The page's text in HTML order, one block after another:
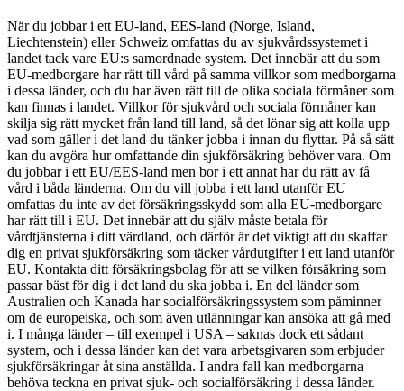
När du jobbar i ett EU-land, EES-land (Norge, Island,
Liechtenstein) eller Schweiz omfattas du av sjukvårdssystemet i
landet tack vare EU:s samordnade system. Det innebär att du som
EU-medborgare har rätt till vård på samma villkor som medborgarna
i dessa länder, och du har även rätt till de olika sociala förmåner som
kan finnas i landet. Villkor för sjukvård och sociala förmåner kan
skilja sig rätt mycket från land till land, så det lönar sig att kolla upp
vad som gäller i det land du tänker jobba i innan du flyttar. På så sätt
kan du avgöra hur omfattande din sjukförsäkring behöver vara. Om
du jobbar i ett EU/EES-land men bor i ett annat har du rätt av få
vård i båda länderna. Om du vill jobba i ett land utanför EU
omfattas du inte av det försäkringsskydd som alla EU-medborgare
har rätt till i EU. Det innebär att du själv måste betala för
vårdtjänsterna i ditt värdland, och därför är det viktigt att du skaffar
dig en privat sjukförsäkring som täcker vårdutgifter i ett land utanför
EU. Kontakta ditt försäkringsbolag för att se vilken försäkring som
passar bäst för dig i det land du ska jobba i. En del länder som
Australien och Kanada har socialförsäkringssystem som påminner
om de europeiska, och som även utlänningar kan ansöka att gå med
i. I många länder – till exempel i USA – saknas dock ett sådant
system, och i dessa länder kan det vara arbetsgivaren som erbjuder
sjukförsäkringar åt sina anställda. I andra fall kan medborgarna
behöva teckna en privat sjuk- och socialförsäkring i dessa länder.